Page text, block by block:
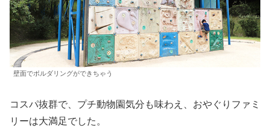
壁面でボルダリングができちゃう
コスパ抜群で、プチ動物園気分も味わえ、おやぐりファミ
リーは大満足でした。